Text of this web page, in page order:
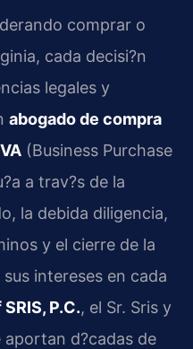
comprar o
cada decisi?n
legales y
abogado de compra
(Business Purchase
a trav?s de la
la debida diligencia,
y el cierre de la
intereses en cada
P.C., el Sr. Sris y
d?cadas de